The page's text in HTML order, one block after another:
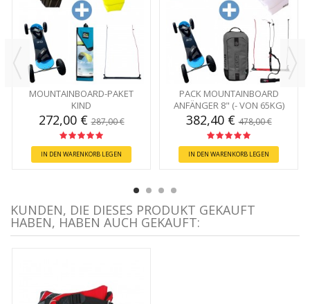
MOUNTAINBOARD-PAKET
KIND
272,00 €287,00 €
IN DEN WARENKORB LEGEN
PACK MOUNTAINBOARD
ANFÄNGER 8" (- VON 65KG)
382,40 €478,00 €
IN DEN WARENKORB LEGEN
KUNDEN, DIE DIESES PRODUKT GEKAUFT
HABEN, HABEN AUCH GEKAUFT: